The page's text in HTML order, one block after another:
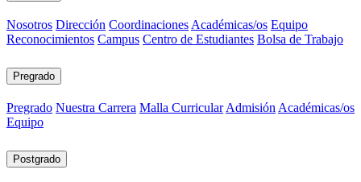
Nosotros Dirección Coordinaciones Académicas/os Equipo
Reconocimientos Campus Centro de Estudiantes Bolsa de Trabajo
Pregrado
Pregrado Nuestra Carrera Malla Curricular Admisión Académicas/os
Equipo
Postgrado